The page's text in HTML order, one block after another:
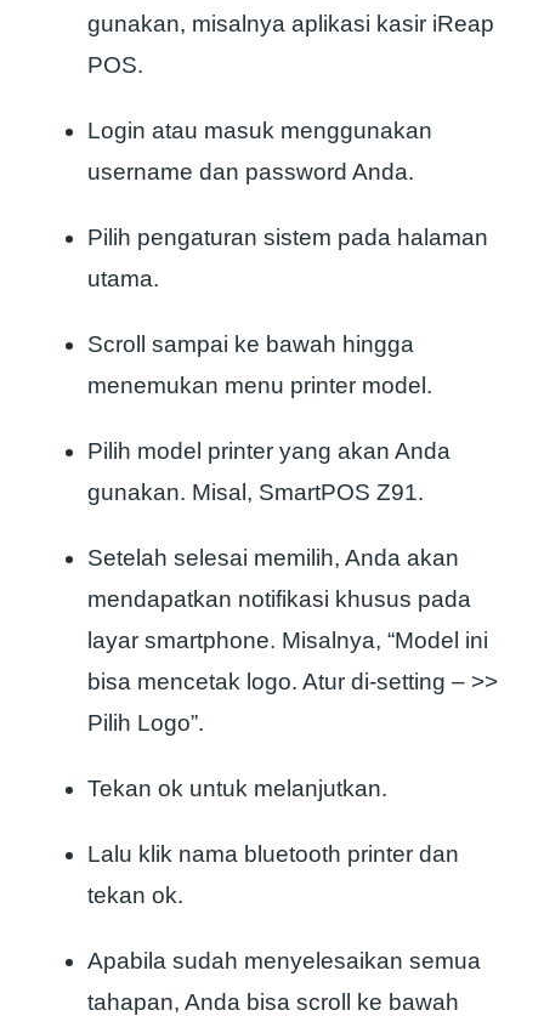
gunakan, misalnya aplikasi kasir iReap
POS.
Login atau masuk menggunakan
username dan password Anda.
Pilih pengaturan sistem pada halaman
utama.
Scroll sampai ke bawah hingga
menemukan menu printer model.
Pilih model printer yang akan Anda
gunakan. Misal, SmartPOS Z91.
Setelah selesai memilih, Anda akan
mendapatkan notifikasi khusus pada
layar smartphone. Misalnya, “Model ini
bisa mencetak logo. Atur di-setting – >>
Pilih Logo”.
Tekan ok untuk melanjutkan.
Lalu klik nama bluetooth printer dan
tekan ok.
Apabila sudah menyelesaikan semua
tahapan, Anda bisa scroll ke bawah